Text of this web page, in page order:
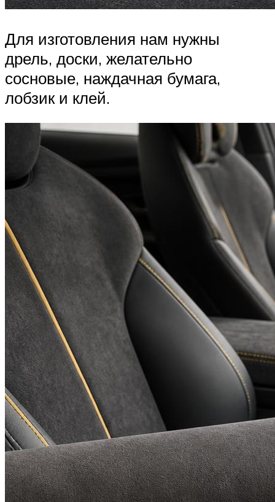
Для изготовления нам нужны
дрель, доски, желательно
сосновые, наждачная бумага,
лобзик и клей.